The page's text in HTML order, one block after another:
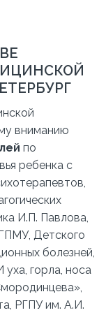
вниманию
по
ребенка с
И.П. Павлова,
Детского
болезней,
горла, носа
РГПУ им. А.И.